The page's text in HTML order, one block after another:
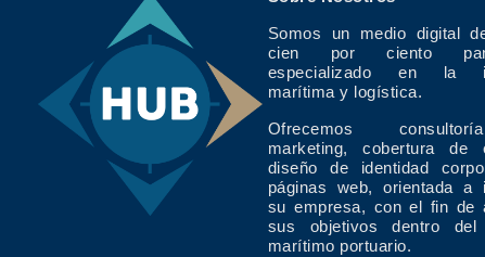
Somos un medio digital
cien por ciento
especializado en la
marítima y logística.
Ofrecemos
marketing, cobertura de
diseño de identidad
páginas web, orientada a
su empresa, con el fin de
sus objetivos dentro del
marítimo portuario.